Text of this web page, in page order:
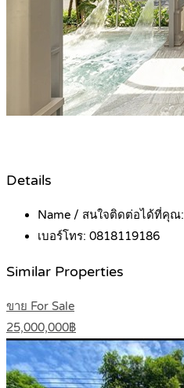
Details
Name / สนใจติดต่อได้ที่คุณ:
เบอร์โทร: 0818119186
Similar Properties
ขาย For Sale
25,000,000฿